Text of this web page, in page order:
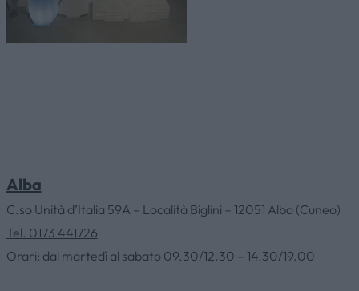
Alba
C.so Unità d’Italia 59A – Località Biglini – 12051 Alba (Cuneo)
Tel. 0173 441726
Orari: dal martedì al sabato 09.30/12.30 – 14.30/19.00